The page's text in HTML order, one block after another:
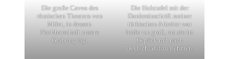
Die große Cavea des
römischen Theaters von
Milet, in dessen
Nachbarschaft unsere
Grabung lag.
Die Holztafel mit der
Dankesinschrift meiner
türkischen Arbeiter war
leider zu groß, um sie im
Gepäck mit nach
Deutschland zu nehmen.